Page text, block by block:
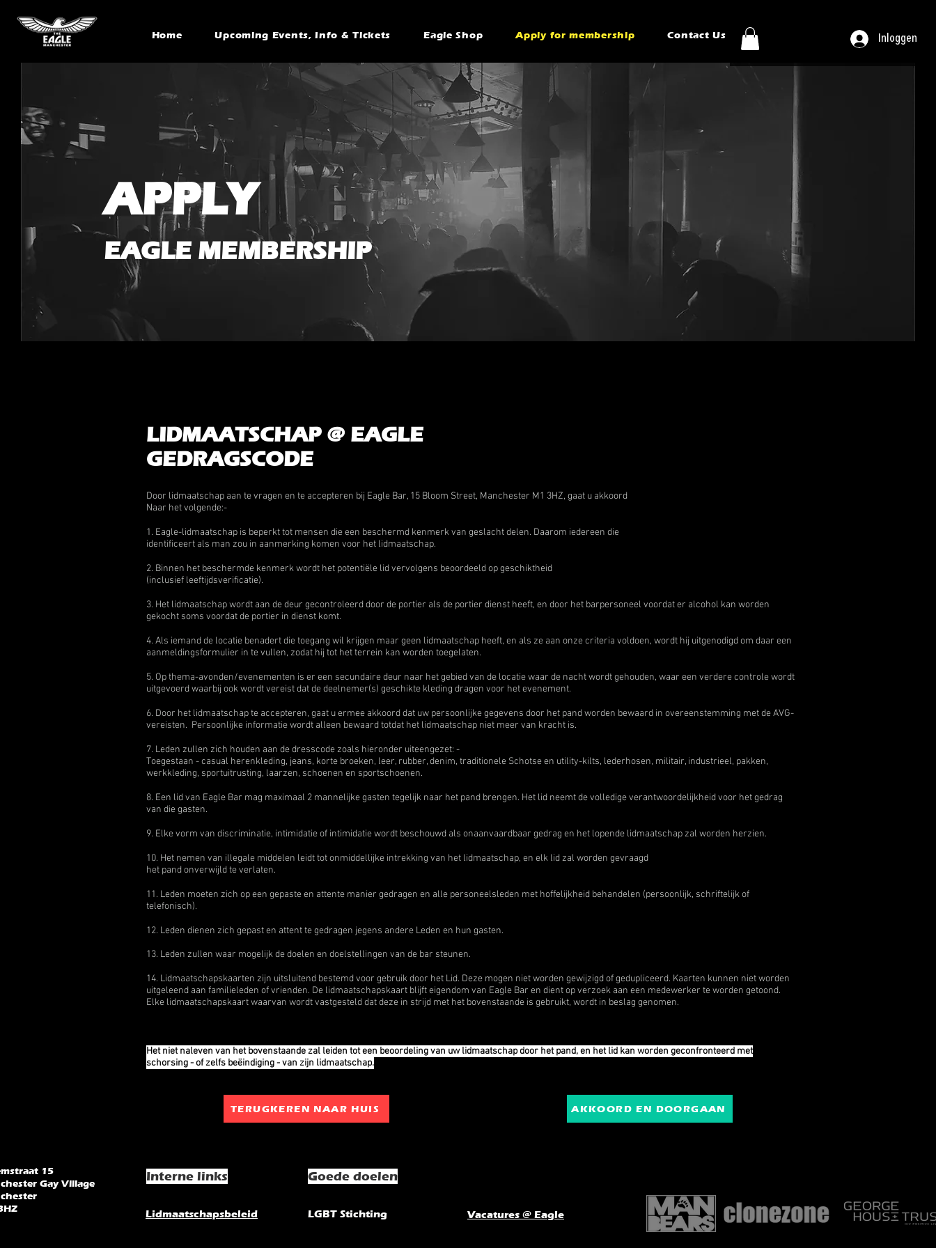
Inloggen
Home Upcoming Events, Info & Tickets Eagle Shop Apply for membership Contact Us
APPLY
EAGLE MEMBERSHIP
LIDMAATSCHAP @ EAGLE
GEDRAGSCODE
Door lidmaatschap aan te vragen en te accepteren bij Eagle Bar, 15 Bloom Street, Manchester M1 3HZ, gaat u akkoord
Naar het volgende:-
1. Eagle-lidmaatschap is beperkt tot mensen die een beschermd kenmerk van geslacht delen. Daarom iedereen die
identificeert als man zou in aanmerking komen voor het lidmaatschap.
2. Binnen het beschermde kenmerk wordt het potentiële lid vervolgens beoordeeld op geschiktheid
(inclusief leeftijdsverificatie).
3. Het lidmaatschap wordt aan de deur gecontroleerd door de portier als de portier dienst heeft, en door het barpersoneel voordat er alcohol kan worden
gekocht soms voordat de portier in dienst komt.
4. Als iemand de locatie benadert die toegang wil krijgen maar geen lidmaatschap heeft, en als ze aan onze criteria voldoen, wordt hij uitgenodigd om daar een
aanmeldingsformulier in te vullen, zodat hij tot het terrein kan worden toegelaten.
5. Op thema-avonden/evenementen is er een secundaire deur naar het gebied van de locatie waar de nacht wordt gehouden, waar een verdere controle wordt
uitgevoerd waarbij ook wordt vereist dat de deelnemer(s) geschikte kleding dragen voor het evenement.
6. Door het lidmaatschap te accepteren, gaat u ermee akkoord dat uw persoonlijke gegevens door het pand worden bewaard in overeenstemming met de AVG-
vereisten. Persoonlijke informatie wordt alleen bewaard totdat het lidmaatschap niet meer van kracht is.
7. Leden zullen zich houden aan de dresscode zoals hieronder uiteengezet: -
Toegestaan - casual herenkleding, jeans, korte broeken, leer, rubber, denim, traditionele Schotse en utility-kilts, lederhosen, militair, industrieel, pakken,
werkkleding, sportuitrusting, laarzen, schoenen en sportschoenen.
8. Een lid van Eagle Bar mag maximaal 2 mannelijke gasten tegelijk naar het pand brengen. Het lid neemt de volledige verantwoordelijkheid voor het gedrag
van die gasten.
9. Elke vorm van discriminatie, intimidatie of intimidatie wordt beschouwd als onaanvaardbaar gedrag en het lopende lidmaatschap zal worden herzien.
10. Het nemen van illegale middelen leidt tot onmiddellijke intrekking van het lidmaatschap, en elk lid zal worden gevraagd
het pand onverwijld te verlaten.
11. Leden moeten zich op een gepaste en attente manier gedragen en alle personeelsleden met hoffelijkheid behandelen (persoonlijk, schriftelijk of
telefonisch).
12. Leden dienen zich gepast en attent te gedragen jegens andere Leden en hun gasten.
13. Leden zullen waar mogelijk de doelen en doelstellingen van de bar steunen.
14. Lidmaatschapskaarten zijn uitsluitend bestemd voor gebruik door het Lid. Deze mogen niet worden gewijzigd of gedupliceerd. Kaarten kunnen niet worden
uitgeleend aan familieleden of vrienden. De lidmaatschapskaart blijft eigendom van Eagle Bar en dient op verzoek aan een medewerker te worden getoond.
Elke lidmaatschapskaart waarvan wordt vastgesteld dat deze in strijd met het bovenstaande is gebruikt, wordt in beslag genomen.
Het niet naleven van het bovenstaande zal leiden tot een beoordeling van uw lidmaatschap door het pand, en het lid kan worden geconfronteerd met
schorsing - of zelfs beëindiging - van zijn lidmaatschap.
TERUGKEREN NAAR HUIS AKKOORD EN DOORGAAN
15
Gay Village
Interne links Goede doelen
Lidmaatschapsbeleid LGBT Stichting Vacatures @ Eagle